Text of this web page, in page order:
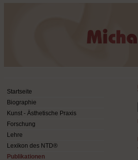
Startseite
Biographie
Kunst - Ästhetische Praxis
Forschung
Lehre
Lexikon des NTD®
Publikationen